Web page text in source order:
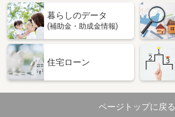
暮らしのデータ
(補助金・助成金情報)
住宅ローン
ページトップに戻る